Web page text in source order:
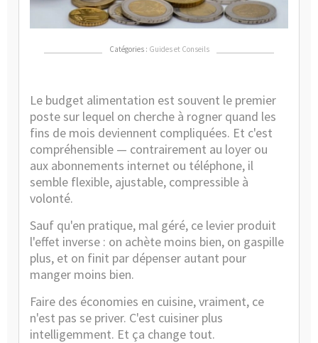
Catégories : Guides et Conseils
Le budget alimentation est souvent le premier
poste sur lequel on cherche à rogner quand les
fins de mois deviennent compliquées. Et c'est
compréhensible — contrairement au loyer ou
aux abonnements internet ou téléphone, il
semble flexible, ajustable, compressible à
volonté.
Sauf qu'en pratique, mal géré, ce levier produit
l'effet inverse : on achète moins bien, on gaspille
plus, et on finit par dépenser autant pour
manger moins bien.
Faire des économies en cuisine, vraiment, ce
n'est pas se priver. C'est cuisiner plus
intelligemment. Et ça change tout.